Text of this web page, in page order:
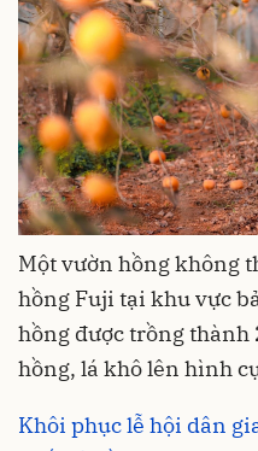
Một vườn hồng không
hồng Fuji tại khu vực
hồng được trồng thành
hồng, lá khô lên hình
Khôi phục lễ hội dân